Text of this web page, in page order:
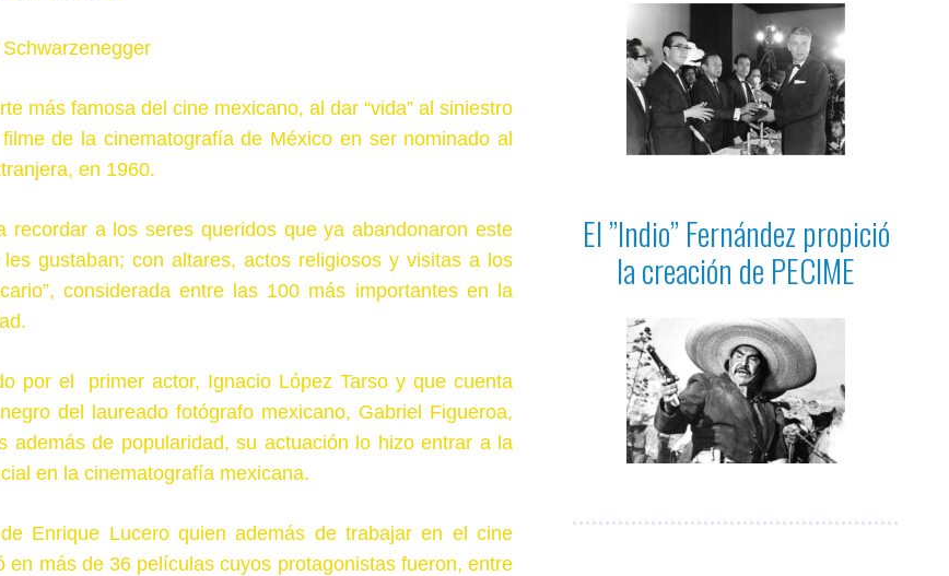
más famosa del cine mexicano, al dar “vida” al siniestro
de la cinematografía de México en ser nominado al
en 1960.
a los seres queridos que ya abandonaron este
gustaban; con altares, actos religiosos y visitas a los
considerada entre las 100 más importantes en la
por el primer actor, Ignacio López Tarso y que cuenta
del laureado fotógrafo mexicano, Gabriel Figueroa,
de popularidad, su actuación lo hizo entrar a la
en la cinematografía mexicana.
Enrique Lucero quien además de trabajar en el cine
más de 36 películas cuyos protagonistas fueron, entre
El ”Indio” Fernández propició
la creación de PECIME